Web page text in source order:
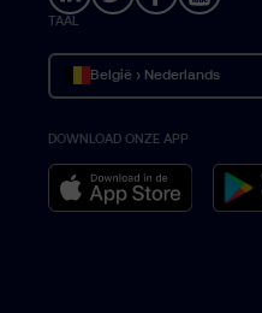
TAAL
België › Nederlands
Belgique › Français
Belgium › English
DOWNLOAD ONZE APP